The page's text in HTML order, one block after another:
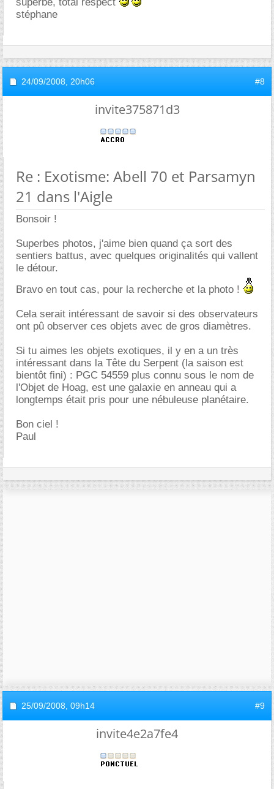
stéphane
24/09/2008, 20h06 #8
invite375871d3
Re : Exotisme: Abell 70 et Parsamyn
21 dans l'Aigle
Bonsoir !
Superbes photos, j'aime bien quand ça sort des
sentiers battus, avec quelques originalités qui vallent
le détour.
Bravo en tout cas, pour la recherche et la photo !
Cela serait intéressant de savoir si des observateurs
ont pû observer ces objets avec de gros diamètres.
Si tu aimes les objets exotiques, il y en a un très
intéressant dans la Tête du Serpent (la saison est
bientôt fini) : PGC 54559 plus connu sous le nom de
l'Objet de Hoag, est une galaxie en anneau qui a
longtemps était pris pour une nébuleuse planétaire.
Bon ciel !
Paul
25/09/2008, 09h14 #9
invite4e2a7fe4